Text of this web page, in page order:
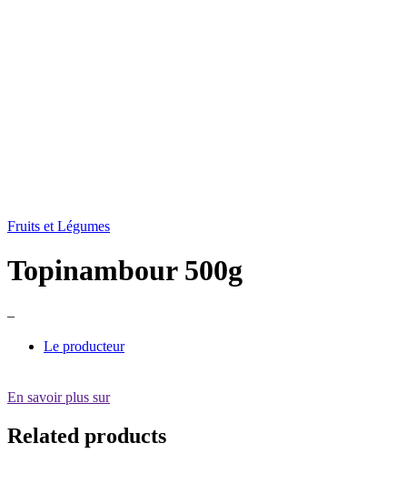
Fruits et Légumes
Topinambour 500g
–
Le producteur
En savoir plus sur
Related products